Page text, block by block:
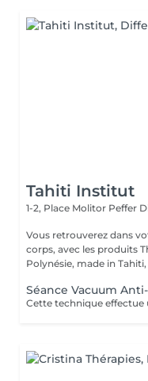
Tahiti Institut
1-2, Place Molitor Peffer
Vous retrouverez dans
corps, avec les produits
Polynésie, made in Tahiti,
Séance Vacuum